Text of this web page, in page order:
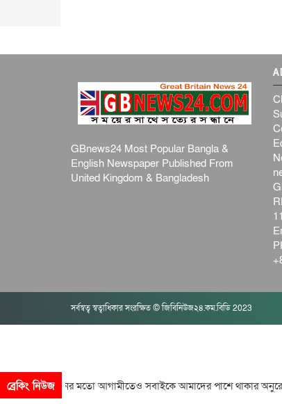
GBnews24 Most Popular Bangla &
English Newspaper Published From
United Kingdom & Bangladesh
সর্বস্বত্ব স্বত্বাধিকার সংরক্ষিত © জিবিনিউজ২৪.কম.বিডি 2023
ব্রেকিং নিউজদিনের মতো আগামীতেও সবাইকে আমাদের পাশে থাকার